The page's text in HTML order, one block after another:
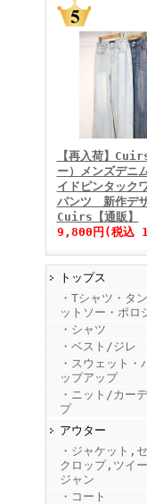
FINEBOYS2025
FINEBOYS2025年
【再入荷】
ー）メンズデニ
イドピンタック
パンツ 新作デ
Cuirs【通販】
9,800円(税込
トップス
・Tシャツ・タ
ットソー・ポロ
・シャツ
・ベスト/ジレ
・スウェット・
ップアップ
・ニット/カー
プ
アウター
・ジャケット,
クロップ,ツイ
ジャン
・コート